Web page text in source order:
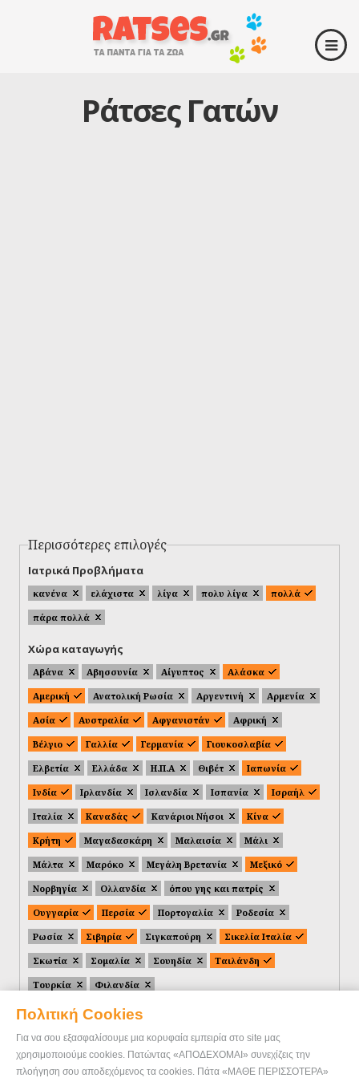
Πολιτική Cookies
Για να σου εξασφαλίσουμε μια κορυφαία εμπειρία στο site μας
χρησιμοποιούμε cookies. Πατώντας «ΑΠΟΔΕΧΟΜΑΙ» συνεχίζεις την
πλοήγηση σου αποδεχόμενος τα cookies. Πάτα «ΜΑΘΕ ΠΕΡΙΣΣΟΤΕΡΑ»
Ράτσες Γατών
Περισσότερες επιλογές
Ιατρικά Προβλήματα
κανένα ελάχιστα λίγα πολυ λίγα
πολλά
πάρα πολλά
Χώρα καταγωγής
Αβάνα Αβησσυνία Αίγυπτος
Αλάσκα
Αμερική
Ανατολική Ρωσία Αργεντινή
Αρμενία
Ασία
Αυστραλία Αφγανιστάν
Αφρική
Βέλγιο
Γαλλία Γερμανία
Γιουκοσλαβία
Ελβετία
Ελλάδα Η.Π.Α Θιβέτ
Ιαπωνία
Ινδία
Ιρλανδία Ισλανδία Ισπανία
Ισραήλ
Ιταλία
Καναδάς Κανάριοι Νήσοι
Κίνα
Κρήτη
Μαγαδασκάρη Μαλαισία
Μάλι
Μάλτα
Μαρόκο Μεγάλη Βρετανία
Μεξικό
Νορβηγία
Ολλανδία
όπου γης και πατρίς
Ουγγαρία
Περσία Πορτογαλία
Ροδεσία
Ρωσία
Σιβηρία Σιγκαπούρη
Σικελία Ιταλία
Σκωτία
Σομαλία Σουηδία
Ταιλάνδη
Τουρκία
Φιλανδία